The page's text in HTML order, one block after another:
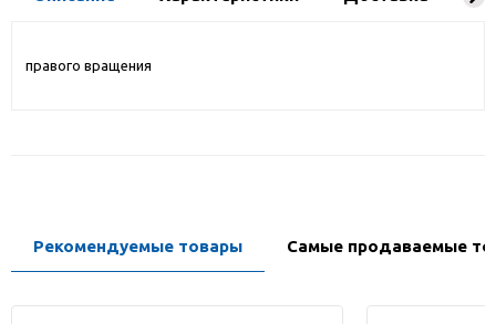
правого вращения
Рекомендуемые товары Самые продаваемые